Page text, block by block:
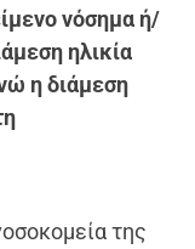
νόσημα ή/
ηλικία
η διάμεση
της